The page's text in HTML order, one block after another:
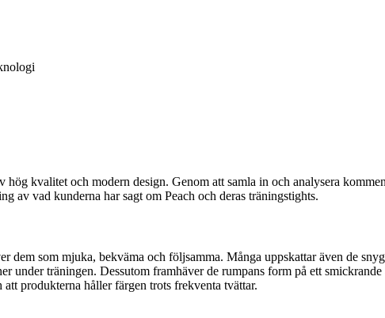
kvalitet och modern design. Genom att samla in och analysera
av vad kunderna har sagt om Peach och deras träningstights.
dem som mjuka, bekväma och följsamma. Många uppskattar även de
under träningen. Dessutom framhäver de rumpans form på ett smickrande
produkterna håller färgen trots frekventa tvättar.